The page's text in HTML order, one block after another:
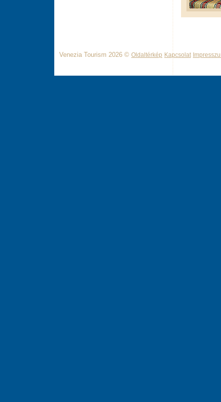
Venezia Tourism 2026 © Oldaltérkép Kapcsolat